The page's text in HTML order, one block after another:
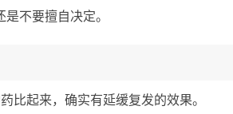
不要擅自决定。
比起来，确实有延缓复发的效果。